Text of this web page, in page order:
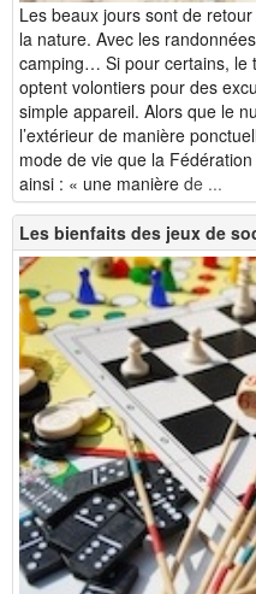
Les beaux jours sont de
la nature. Avec les
camping… Si pour certains, le
optent volontiers pour des
simple appareil. Alors que le
l’extérieur de manière
mode de vie que la
ainsi : « une manière de ...
Les bienfaits des jeux de